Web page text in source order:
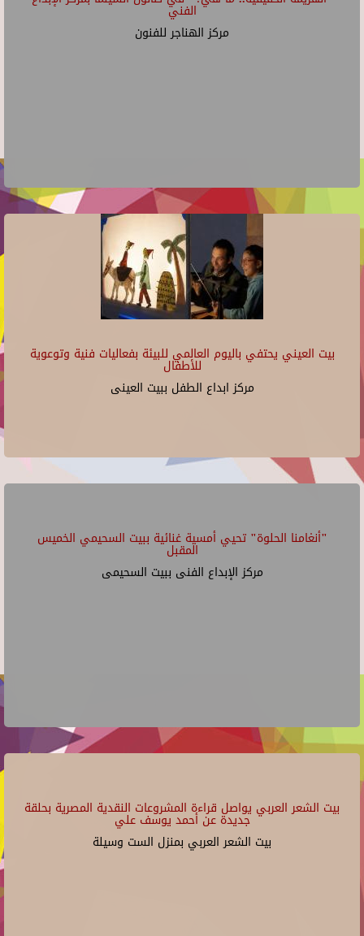
الفني
مركز الهناجر للفنون
بيت العيني يحتفي باليوم العالمي للبيئة بفعاليات فنية وتوعوية
للأطفال
مركز ابداع الطفل ببيت العينى
"أنغامنا الحلوة" تحيي أمسية غنائية ببيت السحيمي الخميس
المقبل
مركز الإبداع الفنى ببيت السحيمى
بيت الشعر العربي يواصل قراءة المشروعات النقدية المصرية بحلقة
جديدة عن أحمد يوسف علي
بيت الشعر العربي بمنزل الست وسيلة